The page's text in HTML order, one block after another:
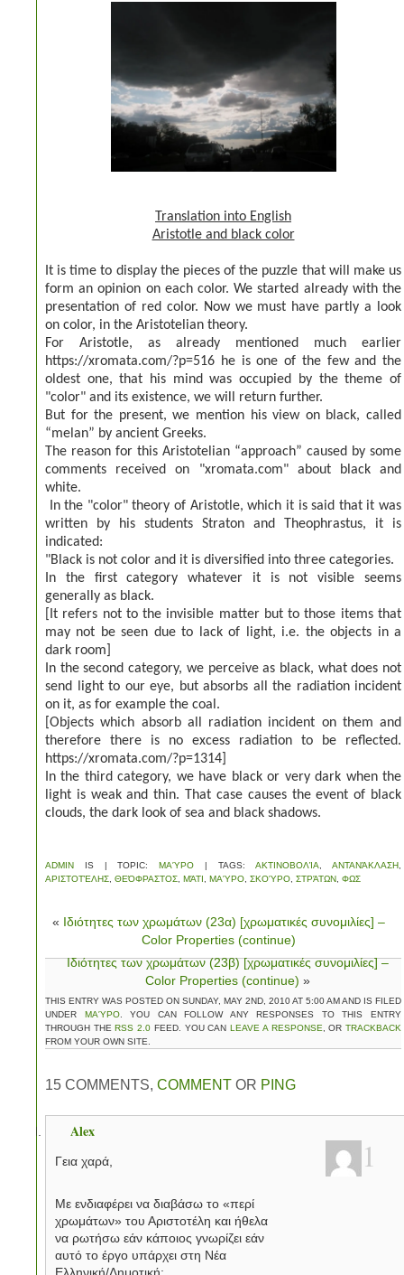
Translation into English
Aristotle and black color
It is time to display the pieces of the puzzle that will make us
form an opinion on each color. We started already with the
presentation of red color. Now we must have partly a look
on color, in the Aristotelian theory.
For Aristotle, as already mentioned much earlier
https://xromata.com/?p=516 he is one of the few and the
oldest one, that his mind was occupied by the theme of
"color" and its existence, we will return further.
But for the present, we mention his view on black, called
“melan” by ancient Greeks.
The reason for this Aristotelian “approach” caused by some
comments received on "xromata.com" about black and
white.
In the "color" theory of Aristotle, which it is said that it was
written by his students Straton and Theophrastus, it is
indicated:
"Black is not color and it is diversified into three categories.
In the first category whatever it is not visible seems
generally as black.
It refers not to the invisible matter but to those items that
may not be seen due to lack of light, i.e. the objects in a
dark room]
In the second category, we perceive as black, what does not
send light to our eye, but absorbs all the radiation incident
on it, as for example the coal.
Objects which absorb all radiation incident on them and
therefore there is no excess radiation to be reflected.
https://xromata.com/?p=1314]
In the third category, we have black or very dark when the
light is weak and thin.
That case causes the event of black
clouds, the dark look of sea and black shadows.
ADMIN IS | TOPIC: ΜΑΎΡΟ | TAGS:ΑΚΤΙΝΟΒΟΛΊΑ ΑΝΤΑΝΆΚΛΑΣΗ
ΑΡΙΣΤΟΤΈΛΗΣ ΘΕΌΦΡΑΣΤΟΣ ΜΆΤΙ ΜΑΎΡΟ ΣΚΟΎΡΟ ΣΤΡΆΤΩΝ ΦΩΣ
« Ιδιότητες των χρωμάτων (23α) [χρωματικές συνομιλίες] –
Color Properties (continue)
Ιδιότητες των χρωμάτων (23β) [χρωματικές συνομιλίες] –
Color Properties (continue) »
THIS ENTRY WAS POSTED ON SUNDAY, MAY 2ND, 2010 AT 5:00 AM AND IS FILED
UNDER ΜΑΎΡΟ. YOU CAN FOLLOW ANY RESPONSES TO THIS ENTRY
THROUGH THERSS 2.0 FEED. YOU CANLEAVE A RESPONSE , ORTRACKBACK
FROM YOUR OWN SITE.
15 COMMENTS, COMMENT OR PING
Alex
1
Γεια χαρά,
Με ενδιαφέρει να διαβάσω το «περί
χρωμάτων» του Αριστοτέλη και ήθελα
να ρωτήσω εάν κάποιος γνωρίζει εάν
αυτό το έργο υπάρχει στη Νέα